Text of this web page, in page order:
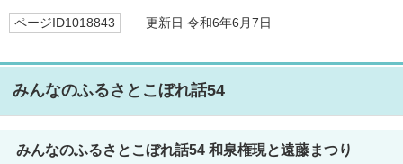
ページID1018843 更新日 令和6年6月7日
みんなのふるさとこぼれ話54
みんなのふるさとこぼれ話54 和泉権現と遠藤まつり